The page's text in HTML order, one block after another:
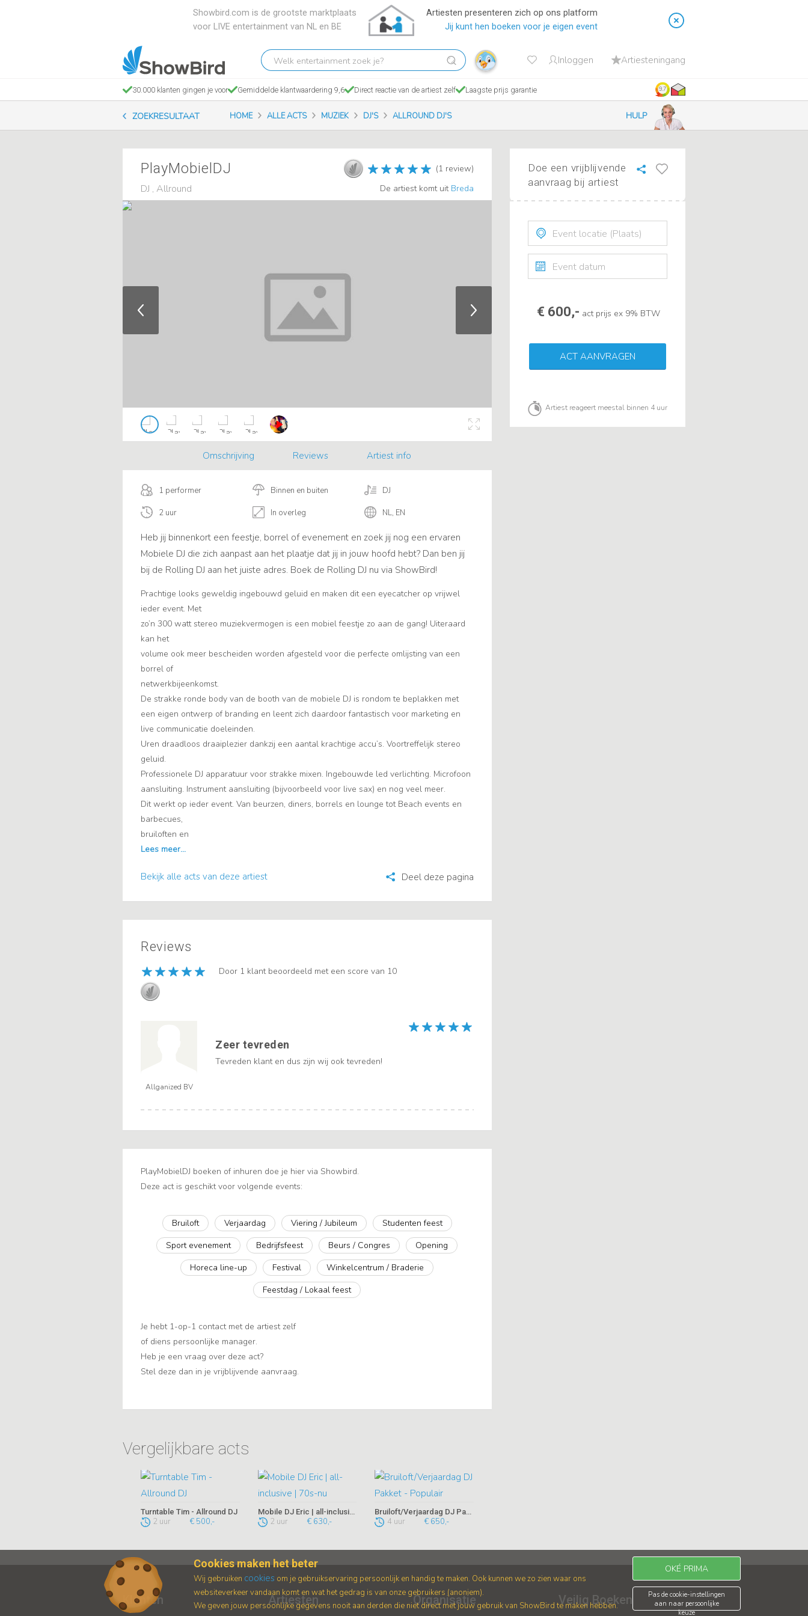
Showbird.com is de grootste marktplaats
voor LIVE entertainment van NL en BE
Artiesten presenteren zich op ons platform
Jij kunt hen boeken voor je eigen event
Welk
entertainment
zoek
je?
Inloggen Artiesteningang
30.000 klanten gingen je voor Gemiddelde klantwaardering 9,6 Direct reactie van de artiest zelf Laagste prijs garantie 9.7
ZOEKRESULTAAT HOME ALLE ACTS MUZIEK DJ'S ALLROUND DJ'S HULP
PlayMobielDJ
DJ , Allround
(1 review)
De artiest komt uit Breda
Omschrijving Reviews Artiest info
1 performer Binnen en buiten DJ
2 uur In overleg NL, EN
Heb jij binnenkort een feestje, borrel of evenement en zoek jij nog een ervaren
Mobiele DJ die zich aanpast aan het plaatje dat jij in jouw hoofd hebt? Dan ben jij
bij de Rolling DJ aan het juiste adres. Boek de Rolling DJ nu via ShowBird!
Prachtige looks geweldig ingebouwd geluid en maken dit een eyecatcher op vrijwel
ieder event. Met
zo’n 300 watt stereo muziekvermogen is een mobiel feestje zo aan de gang! Uiteraard
kan het
volume ook meer bescheiden worden afgesteld voor die perfecte omlijsting van een
borrel of
netwerkbijeenkomst.
De strakke ronde body van de booth van de mobiele DJ is rondom te beplakken met
een eigen ontwerp of branding en leent zich daardoor fantastisch voor marketing en
live communicatie doeleinden.
Uren draadloos draaiplezier dankzij een aantal krachtige accu’s. Voortreffelijk stereo
geluid.
Professionele DJ apparatuur voor strakke mixen. Ingebouwde led verlichting. Microfoon
aansluiting. Instrument aansluiting (bijvoorbeeld voor live sax) en nog veel meer.
Dit werkt op ieder event. Van beurzen, diners, borrels en lounge tot Beach events en
barbecues,
bruiloften en
Bekijk alle acts van deze artiest Deel deze pagina
Reviews
Door 1 klant beoordeeld met een score van 10
Allganized BV
Zeer tevreden
Tevreden klant en dus zijn wij ook tevreden!
PlayMobielDJ boeken of inhuren doe je hier via Showbird.
Deze act is geschikt voor volgende events:
Bruiloft Verjaardag Viering / Jubileum
Studenten feest
Sport evenement
Bedrijfsfeest Beurs / Congres
Opening
Horeca line-up
Festival
Winkelcentrum / Braderie
Feestdag / Lokaal feest
Je hebt 1-op-1 contact met de artiest zelf
of diens persoonlijke manager.
Heb je een vraag over deze act?
Stel deze dan in je vrijblijvende aanvraag.
Vergelijkbare acts
Turntable Tim - Allround DJ
2 uur € 500,-
Mobile DJ Eric | all-inclusive | 70s-nu
2 uur € 630,-
Bruiloft/Verjaardag DJ Pakket - Populair
4 uur € 650,-
Doe een vrijblijvende
aanvraag bij artiest
€ 600,- act prijs ex 9% BTW
ACT AANVRAGEN
Artiest reageert meestal binnen 4 uur
Klanten Artiesten Organisatie Veilig Boeken
Cookies maken het beter
Wij gebruiken cookies om je gebruikservaring persoonlijk en handig te maken. Ook kunnen we zo zien waar ons
websiteverkeer vandaan komt en wat het gedrag is van onze gebruikers (anoniem).
We geven jouw persoonlijke gegevens nooit aan derden die niet direct met jouw gebruik van ShowBird te maken hebben.
OKÉ PRIMA
Pas de cookie-instellingen
aan naar persoonlijke
keuze